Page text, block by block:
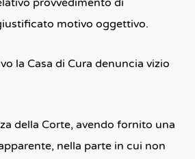
motivo oggettivo.
la Casa di Cura denuncia vizio
della Corte, avendo fornito una
nella parte in cui non